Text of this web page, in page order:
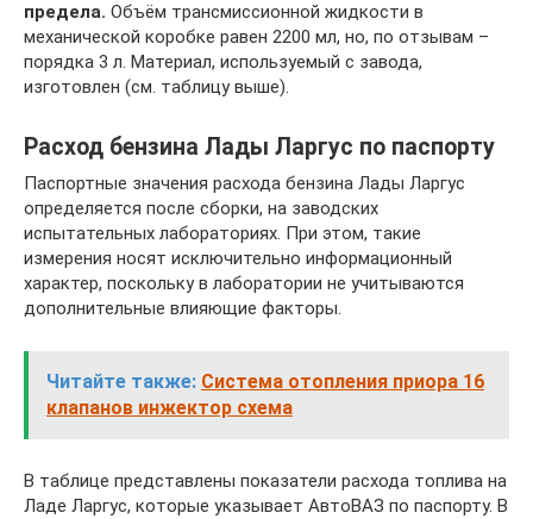
предела. Объём трансмиссионной жидкости в
механической коробке равен 2200 мл, но, по отзывам –
порядка 3 л. Материал, используемый с завода,
изготовлен (см. таблицу выше).
Расход бензина Лады Ларгус по паспорту
Паспортные значения расхода бензина Лады Ларгус
определяется после сборки, на заводских
испытательных лабораториях. При этом, такие
измерения носят исключительно информационный
характер, поскольку в лаборатории не учитываются
дополнительные влияющие факторы.
Читайте также: Система отопления приора 16
клапанов инжектор схема
В таблице представлены показатели расхода топлива на
Ладе Ларгус, которые указывает АвтоВАЗ по паспорту. В